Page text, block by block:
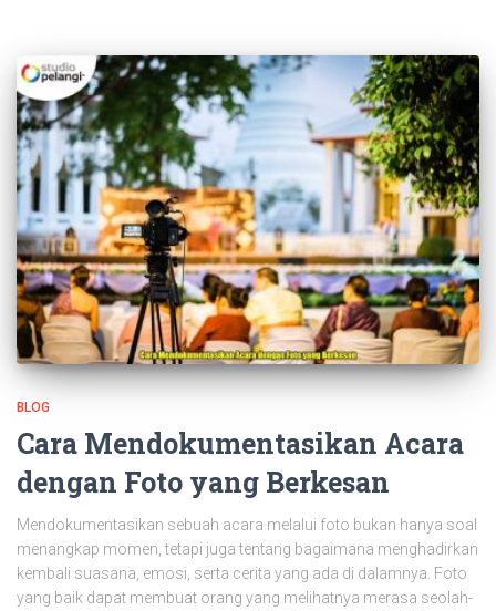
BLOG
Cara Mendokumentasikan Acara
dengan Foto yang Berkesan
Mendokumentasikan sebuah acara melalui foto bukan hanya soal
menangkap momen, tetapi juga tentang bagaimana menghadirkan
kembali suasana, emosi, serta cerita yang ada di dalamnya. Foto
yang baik dapat membuat orang yang melihatnya merasa seolah-